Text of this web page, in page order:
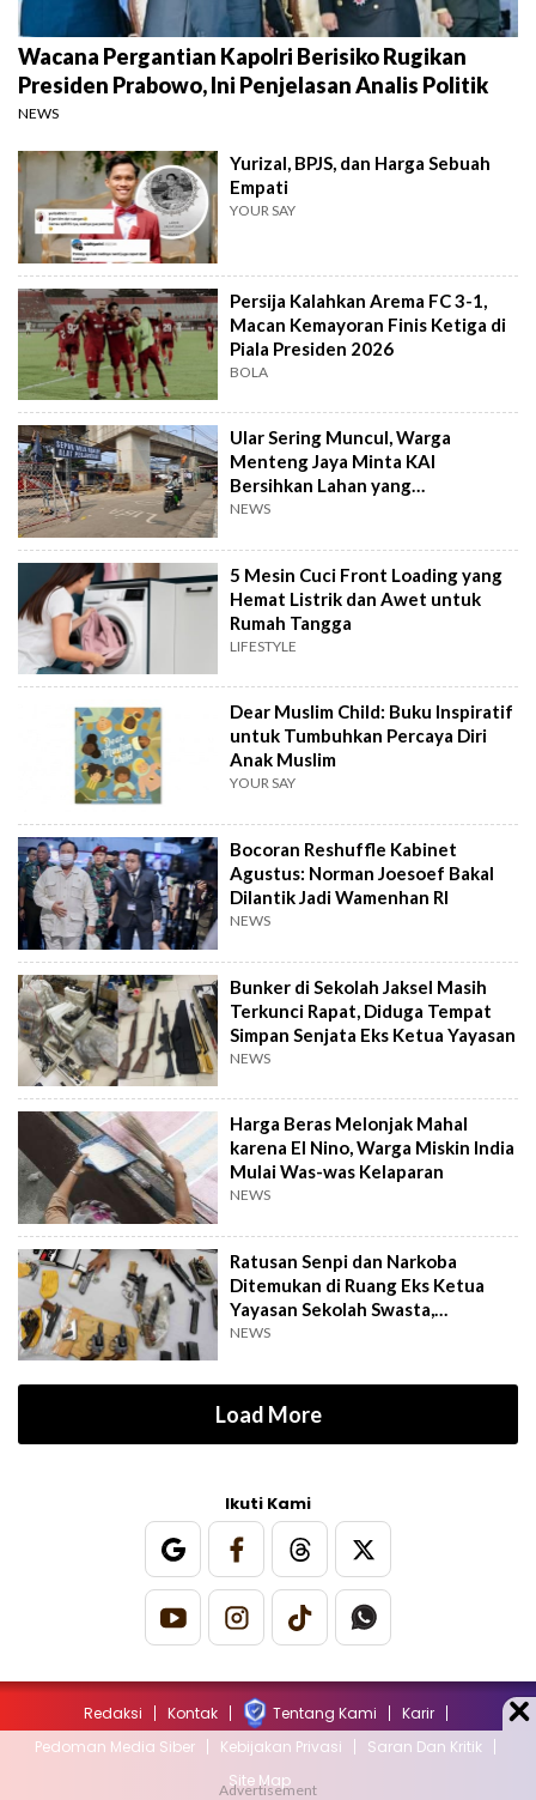
Wacana Pergantian Kapolri Berisiko Rugikan
Presiden Prabowo, Ini Penjelasan Analis Politik
NEWS
Yurizal, BPJS, dan Harga Sebuah
Empati
YOUR SAY
Persija Kalahkan Arema FC 3-1,
Macan Kemayoran Finis Ketiga di
Piala Presiden 2026
BOLA
Ular Sering Muncul, Warga
Menteng Jaya Minta KAI
Bersihkan Lahan yang
Terbengkalai
NEWS
5 Mesin Cuci Front Loading yang
Hemat Listrik dan Awet untuk
Rumah Tangga
LIFESTYLE
Dear Muslim Child: Buku Inspiratif
untuk Tumbuhkan Percaya Diri
Anak Muslim
YOUR SAY
Bocoran Reshuffle Kabinet
Agustus: Norman Joesoef Bakal
Dilantik Jadi Wamenhan RI
NEWS
Bunker di Sekolah Jaksel Masih
Terkunci Rapat, Diduga Tempat
Simpan Senjata Eks Ketua Yayasan
NEWS
Harga Beras Melonjak Mahal
karena El Nino, Warga Miskin India
Mulai Was-was Kelaparan
NEWS
Ratusan Senpi dan Narkoba
Ditemukan di Ruang Eks Ketua
Yayasan Sekolah Swasta,
Pengelola Buka Suara
NEWS
Load More
Ikuti Kami
Redaksi Kontak Tentang Kami
Karir
Pedoman Media Siber
Kebijakan Privasi
Saran Dan Kritik
Site Map